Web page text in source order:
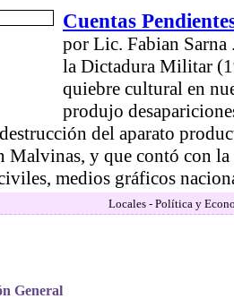
Cuentas
por Lic. Fabian Sarna
la Dictadura Militar
quiebre cultural en
produjo
del aparato
Malvinas, y que contó con
medios gráficos
Locales - Política y
General